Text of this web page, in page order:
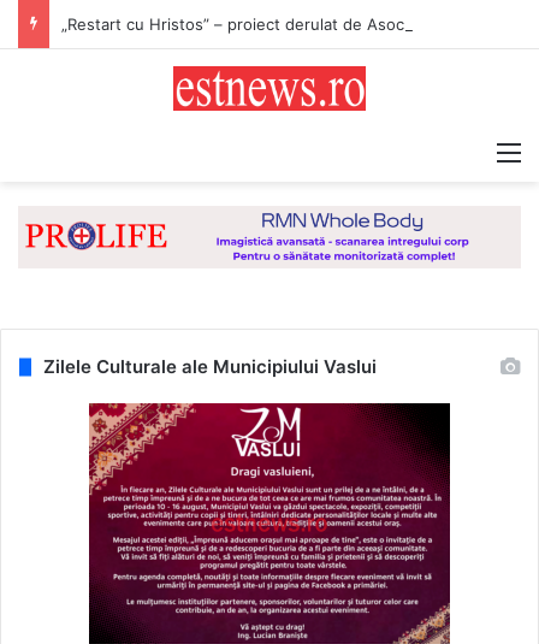
Zilele Culturale ale Municipiului Vaslui